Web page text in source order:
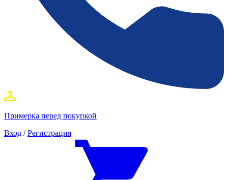
Примерка перед покупкой
Вход / Регистрация